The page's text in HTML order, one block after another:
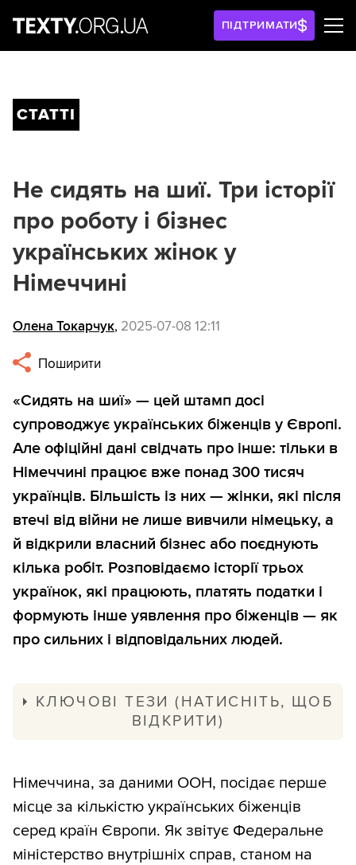
ПІДТРИМАТИ
СТАТТІ
Не сидять на шиї. Три історії
про роботу і бізнес
українських жінок у
Німеччині
Олена Токарчук, 2025-07-08 12:11
Поширити
«Сидять на шиї» — цей штамп досі
супроводжує українських біженців у Європі.
Але офіційні дані свідчать про інше: тільки в
Німеччині працює вже понад 300 тисяч
українців. Більшість із них — жінки, які після
втечі від війни не лише вивчили німецьку, а
й відкрили власний бізнес або поєднують
кілька робіт. Розповідаємо історії трьох
українок, які працюють, платять податки і
формують інше уявлення про біженців — як
про сильних і відповідальних людей.
КЛЮЧОВІ ТЕЗИ (НАТИСНІТЬ, ЩОБ
ВІДКРИТИ)
мільйона українських біженців, із
яких щонайменше 300 тисяч уже
працює офіційно.
Попри соціальні виплати, українці
Німеччина, за даними ООН, посідає перше
місце за кількістю українських біженців
серед країн Європи. Як звітує Федеральне
міністерство внутрішніх справ, станом на